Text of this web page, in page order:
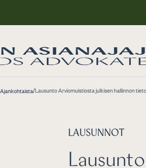
Ajankohtaista/Lausunto Arviomuistiosta julkisen hallinnon
LAUSUNNOT